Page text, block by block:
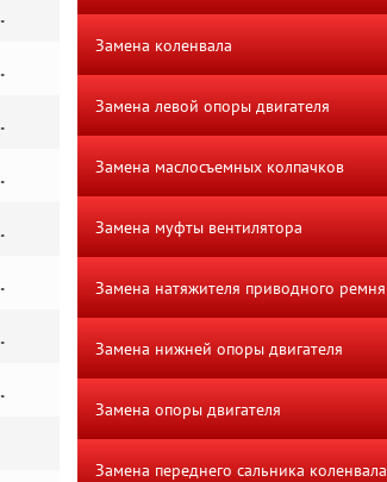
Замена коленвала
Замена левой опоры двигателя
Замена маслосъемных колпачков
Замена муфты вентилятора
Замена натяжителя приводного ремня
Замена нижней опоры двигателя
Замена опоры двигателя
Замена переднего сальника коленвала